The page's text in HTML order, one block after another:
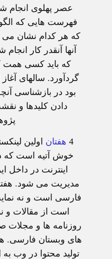
عصر پهلوی انجام
فهرست هايی که
که هر کدام نشان می
آنها آنقدر کار
که بايد کسی همت
گردآورد. سالهای
بود در بازشناسی
دادن کليدها و
4 هفتان اولين
خوش آتيه است که
اينترنت در داخل
مديريت می شود.
فارسی است و نه
است از مقالات و
روزنامه ها و مجلات
های وبستان فارسی.
توليد محتوا در وب